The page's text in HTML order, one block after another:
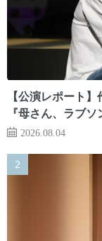
【公演レポート
『母さん、ラブソ
2026.08.04